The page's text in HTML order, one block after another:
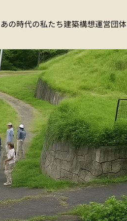
あの時代の私たち建築構想運営団体